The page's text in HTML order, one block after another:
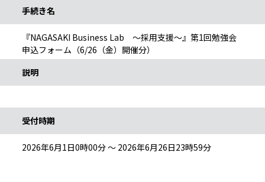
手続き名
『NAGASAKI Business Lab ～採用支援～』第1回勉強会
申込フォーム（6/26（金）開催分）
説明
受付時期
2026年6月1日0時00分 ～ 2026年6月26日23時59分